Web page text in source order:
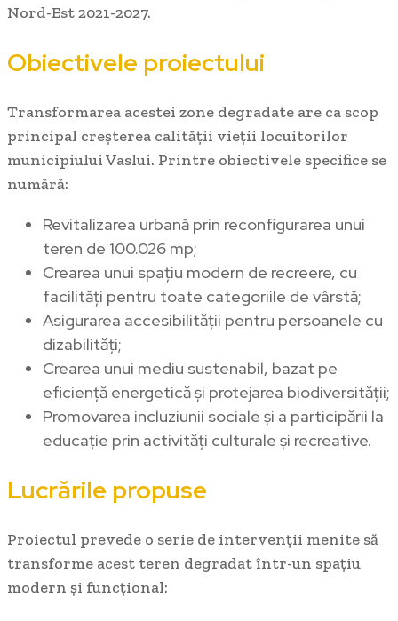
Nord-Est 2021-2027.
Obiectivele proiectului
Transformarea acestei zone degradate are ca scop
principal creșterea calității vieții locuitorilor
municipiului Vaslui. Printre obiectivele specifice se
numără:
Revitalizarea urbană prin reconfigurarea unui
teren de 100.026 mp;
Crearea unui spațiu modern de recreere, cu
facilități pentru toate categoriile de vârstă;
Asigurarea accesibilității pentru persoanele cu
dizabilități;
Crearea unui mediu sustenabil, bazat pe
eficiență energetică și protejarea biodiversității;
Promovarea incluziunii sociale și a participării la
educație prin activități culturale și recreative.
Lucrările propuse
Proiectul prevede o serie de intervenții menite să
transforme acest teren degradat într-un spațiu
modern și funcțional: